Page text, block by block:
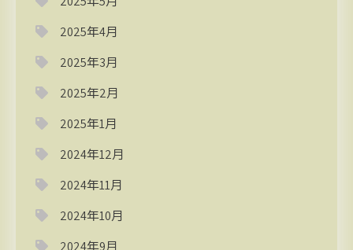
2025年4月
2025年3月
2025年2月
2025年1月
2024年12月
2024年11月
2024年10月
2024年9月